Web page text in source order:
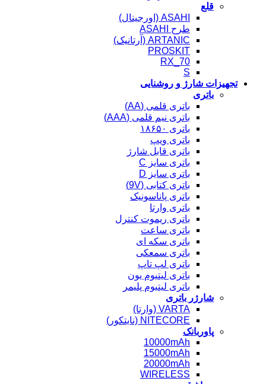
قلع
ASAHI (اورجینال)
طرح ASAHI
ARTANIC (آرتانیک)
PROSKIT
RX_70
S
تجهیزات شارژ و روشنایی
باتری
باتری قلمی (AA)
باتری نیم قلمی (AAA)
باتری ۱۸۶۵۰
باتری ویپ
باتری قابل شارژ
باتری سایز C
باتری سایز D
باتری کتابی (9V)
باتری پاناسونیک
باتری وارتا
باتری ریموت کنترل
باتری ساعت
باتری سکه ای
باتری سمعکی
باتری لپ تاپ
باتری لیتیوم یون
باتری لیتیوم پلیمر
شارژر باتری
VARTA (وارتا)
NITECORE (نایتکور)
پاوربانک
10000mAh
15000mAh
20000mAh
WIRELESS